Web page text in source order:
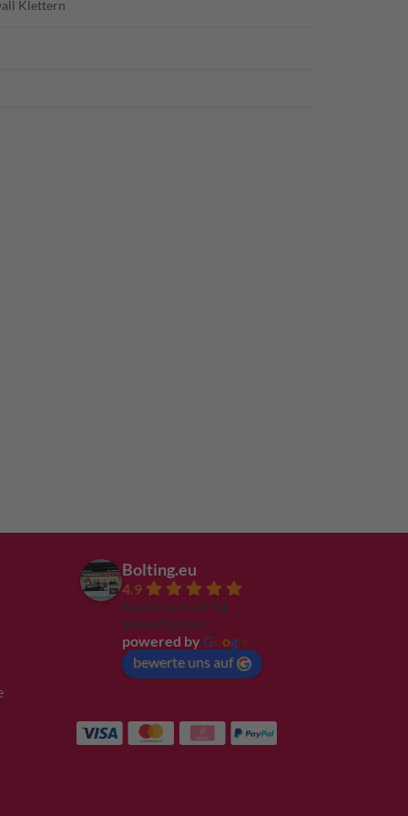
Klettern
Bolting.eu
4.9
Basierend auf 94
Bewertungen
powered by G ogl
bewerte uns auf